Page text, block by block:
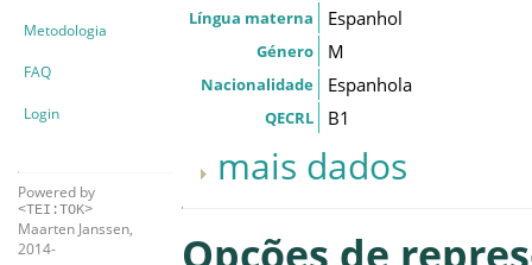
Metodologia
FAQ
Login
Powered by
<TEI:TOK>
Maarten Janssen,
2014-
Língua materna Espanhol
Género M
Nacionalidade Espanhola
QECRL B1
mais dados